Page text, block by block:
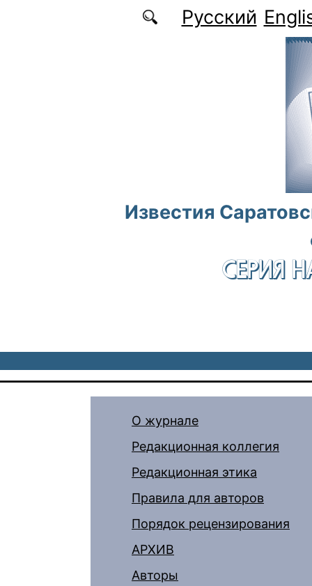
Перейти к основному содержаниюРусский
Известия
СЕРИЯ
О журнале
Редакционная коллегия
Редакционная этика
Правила для авторов
Порядок рецензирования
АРХИВ
Авторы